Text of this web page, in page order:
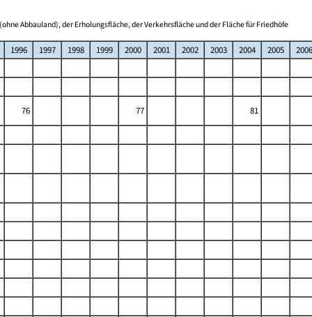
Abbauland), der Erholungsfläche, der Verkehrsfläche und der Fläche für Friedhöfe
1996 1997 1998 1999 2000 2001 2002 2003 2004 2005
2006
76 77
81